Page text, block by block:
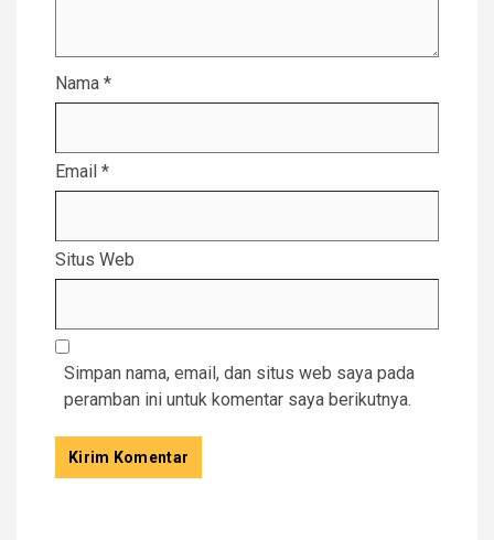
Nama *
Email *
Situs Web
Simpan nama, email, dan situs web saya pada
peramban ini untuk komentar saya berikutnya.